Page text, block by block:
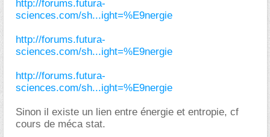
http://forums.futura-
sciences.com/sh...ight=%E9nergie
http://forums.futura-
sciences.com/sh...ight=%E9nergie
http://forums.futura-
sciences.com/sh...ight=%E9nergie
Sinon il existe un lien entre énergie et entropie, cf
cours de méca stat.